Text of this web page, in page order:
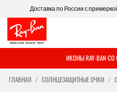
Доставка по России с
ИКОНЫ RAY-BAN
ГЛАВНАЯ СОЛНЦЕЗАЩИТНЫЕ ОЧКИ